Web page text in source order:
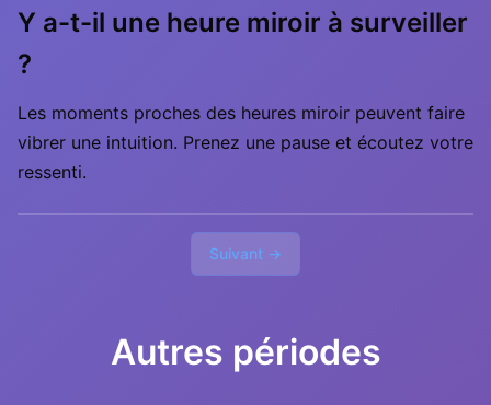
Y a-t-il une heure miroir à surveiller
?
Les moments proches des heures miroir peuvent faire
vibrer une intuition. Prenez une pause et écoutez votre
ressenti.
Suivant →
Autres périodes